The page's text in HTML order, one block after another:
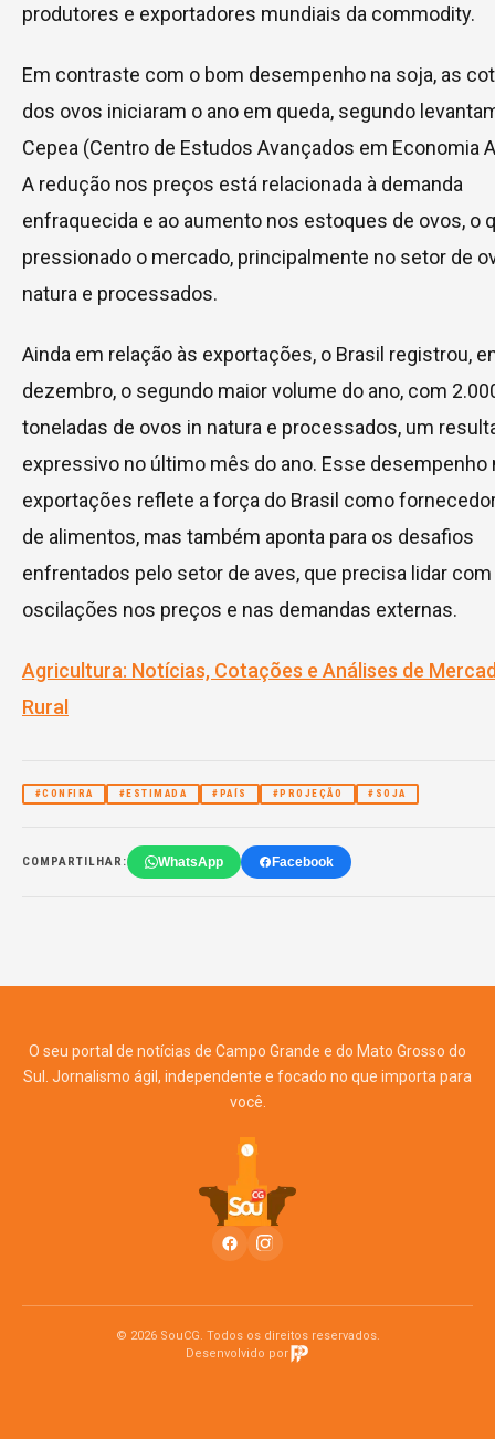
produtores e exportadores mundiais da commodity.
Em contraste com o bom desempenho na soja, as
dos ovos iniciaram o ano em queda, segundo
Cepea (Centro de Estudos Avançados em Economia
A redução nos preços está relacionada à demanda
enfraquecida e ao aumento nos estoques de ovos, o
pressionado o mercado, principalmente no setor de
natura e processados.
Ainda em relação às exportações, o Brasil registrou,
dezembro, o segundo maior volume do ano, com
toneladas de ovos in natura e processados, um
expressivo no último mês do ano. Esse desempenho
exportações reflete a força do Brasil como
de alimentos, mas também aponta para os desafios
enfrentados pelo setor de aves, que precisa lidar com
oscilações nos preços e nas demandas externas.
Agricultura: Notícias, Cotações e Análises de
Rural
#CONFIRA #ESTIMADA #PAÍS #PROJEÇÃO #SOJA
COMPARTILHAR: WhatsApp Facebook
O seu portal de notícias de Campo Grande e do Mato Grosso do
Sul. Jornalismo ágil, independente e focado no que importa para
você.
© 2026 SouCG. Todos os direitos reservados.
Desenvolvido por